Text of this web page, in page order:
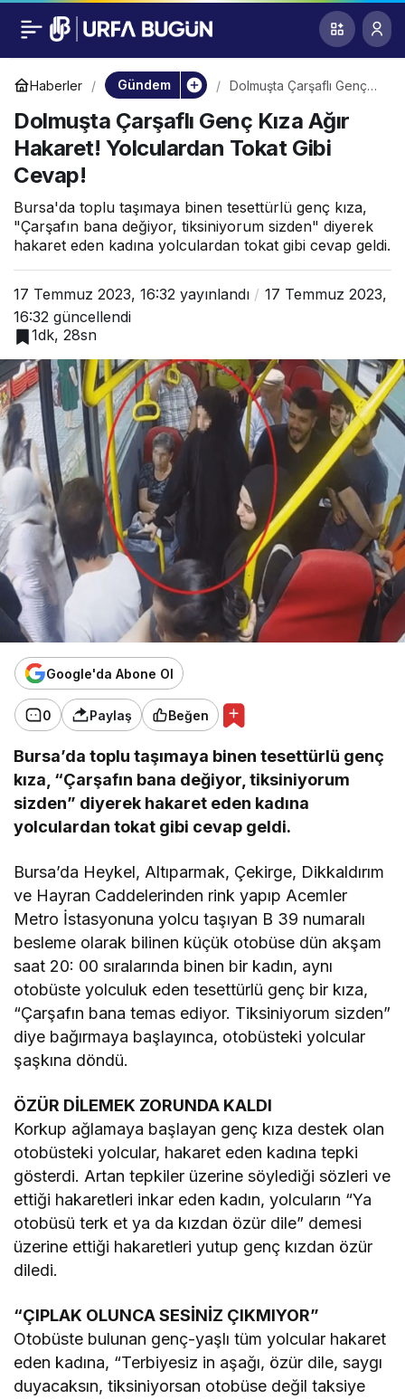
Haberler Gündem
Dolmuşta Çarşaflı Genç
Yolculardan Tokat Gibi
Cevap!
Dolmuşta Çarşaflı Genç Kıza Ağır
Hakaret! Yolculardan Tokat Gibi
Cevap!
Bursa'da toplu taşımaya binen tesettürlü genç kıza,
"Çarşafın bana değiyor, tiksiniyorum sizden" diyerek
hakaret eden kadına yolculardan tokat gibi cevap geldi.
17 Temmuz 2023, 16:32 yayınlandı
17 Temmuz 2023,
16:32 güncellendi
1dk, 28sn
Google'da Abone Ol
0 Paylaş Beğen
Bursa’da toplu taşımaya binen tesettürlü genç
kıza, “Çarşafın bana değiyor, tiksiniyorum
sizden” diyerek hakaret eden kadına
yolculardan tokat gibi cevap geldi.
Bursa’da Heykel, Altıparmak, Çekirge, Dikkaldırım
ve Hayran Caddelerinden rink yapıp Acemler
Metro İstasyonuna yolcu taşıyan B 39 numaralı
besleme olarak bilinen küçük otobüse dün akşam
saat 20: 00 sıralarında binen bir kadın, aynı
otobüste yolculuk eden tesettürlü genç bir kıza,
“Çarşafın bana temas ediyor. Tiksiniyorum sizden”
diye bağırmaya başlayınca, otobüsteki yolcular
şaşkına döndü.
ÖZÜR DİLEMEK ZORUNDA KALDI
Korkup ağlamaya başlayan genç kıza destek olan
otobüsteki yolcular, hakaret eden kadına tepki
gösterdi. Artan tepkiler üzerine söylediği sözleri ve
ettiği hakaretleri inkar eden kadın, yolcuların “Ya
otobüsü terk et ya da kızdan özür dile” demesi
üzerine ettiği hakaretleri yutup genç kızdan özür
diledi.
“ÇIPLAK OLUNCA SESİNİZ ÇIKMIYOR”
Otobüste bulunan genç-yaşlı tüm yolcular hakaret
eden kadına, “Terbiyesiz in aşağı, özür dile, saygı
duyacaksın, tiksiniyorsan otobüse değil taksiye
Dolmuşta Çarşaflı
Genç Kıza Ağır
Hakaret! Yolculardan
Tokat Gibi Cevap!
0